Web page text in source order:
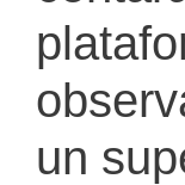
un